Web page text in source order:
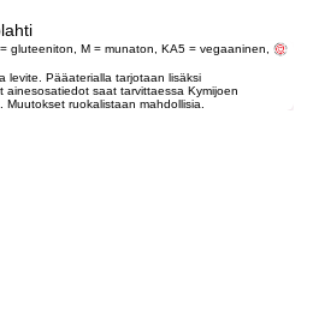
gluteeniton, M = munaton, KA5 = vegaaninen,
levite. Pääaterialla tarjotaan lisäksi
ainesosatiedot saat tarvittaessa Kymijoen
ruokalistaan mahdollisia.